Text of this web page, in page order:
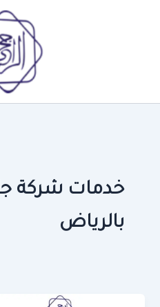
خدمات شركة
بالرياض